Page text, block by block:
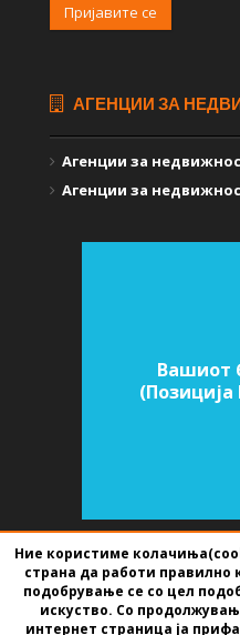
Пријавите се
АГЕНЦИИ ЗА
Агенции за
Агенции за
Вашиот
(Позиција
СОФТВЕР ЗА АГЕНЦИИ ЗА
Ние користиме
страна да работи правилно
подобрување се со цел
искуство. Со
интернет страница ја